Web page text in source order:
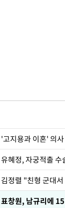
'고지용과 이혼' 의
유혜정, 자궁적출
김정렬 "친형 군대